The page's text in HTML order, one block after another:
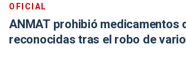
OFICIAL
ANMAT prohibió medicamentos
reconocidas tras el robo de